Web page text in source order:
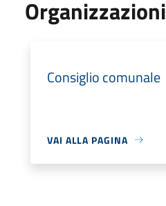
Organizzazioni
Consiglio comunale
VAI ALLA PAGINA